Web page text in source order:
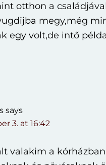
otthon a
megy,még
egy volt,de intő
says
3. at 16:42
valakim a